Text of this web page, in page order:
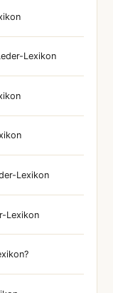
Lexikon
Lexikon
Lexikon